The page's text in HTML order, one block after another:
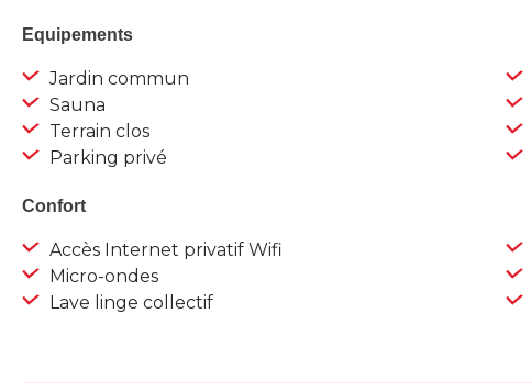
Equipements
Jardin commun
Sauna
Terrain clos
Parking privé
Confort
Accès Internet privatif Wifi
Micro-ondes
Lave linge collectif